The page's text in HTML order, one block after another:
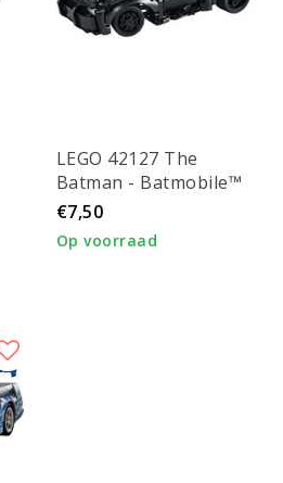
LEGO 42127 The
Batman - Batmobile™
€7,50
Op voorraad